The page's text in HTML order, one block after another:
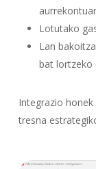
Lotutako
Lan
bat lortzeko
Integrazio
tresna